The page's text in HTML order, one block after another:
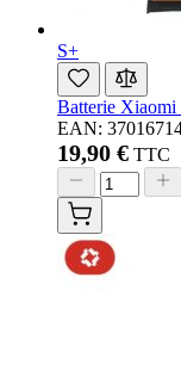
S+
Batterie Xiaomi
EAN:
19,90 € TTC